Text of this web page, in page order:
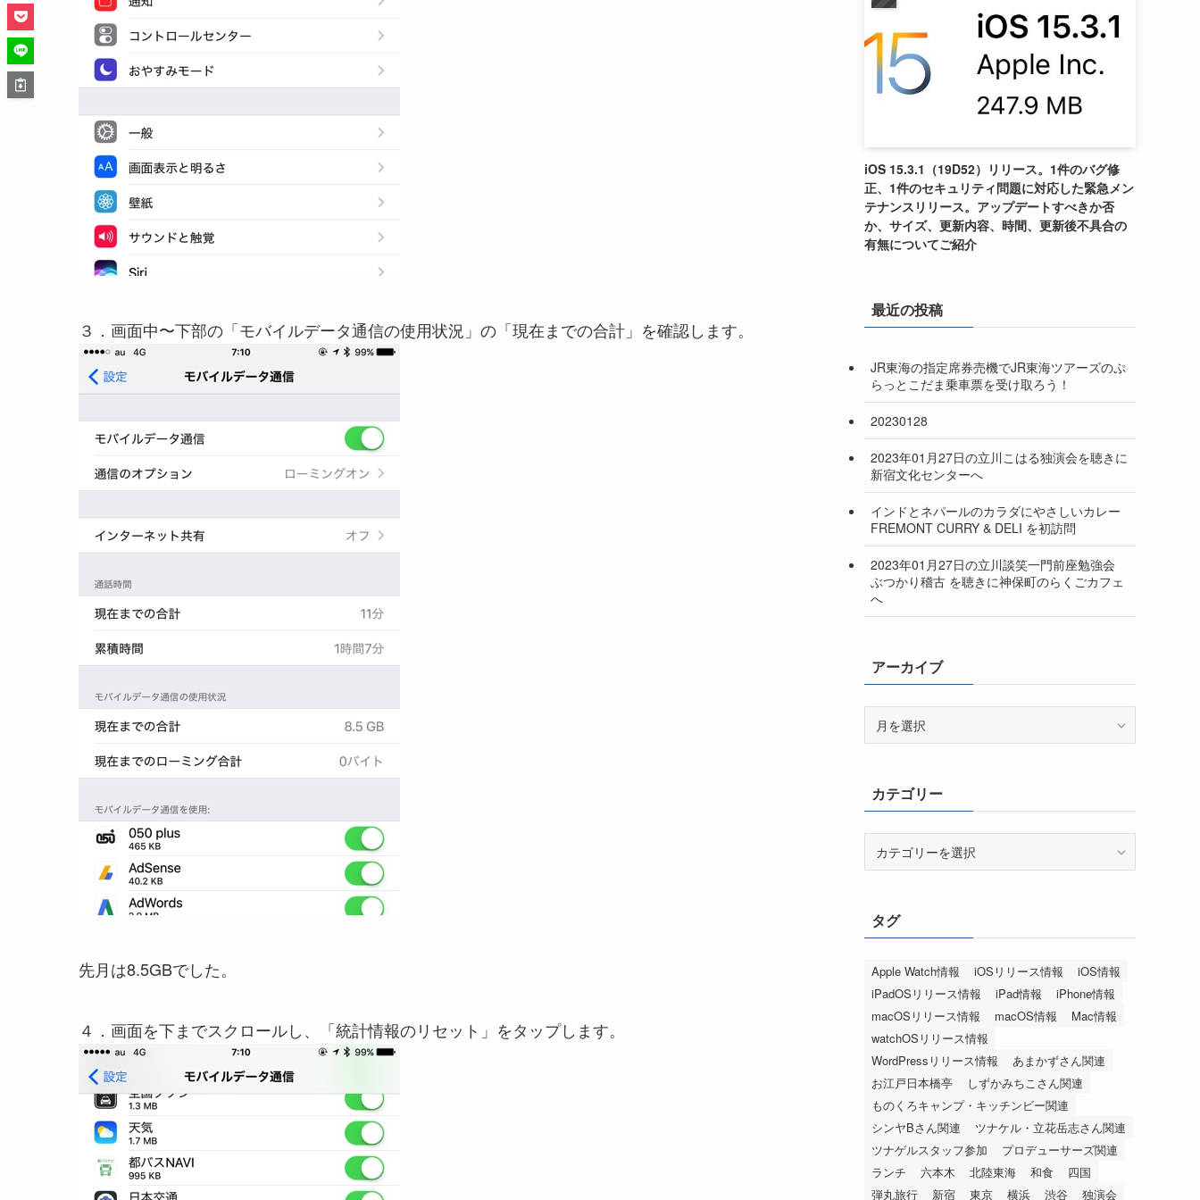
３．画面中〜下部の「モバイルデータ通信の使用状況」の「現在までの合計」を確認します。
先月は8.5GBでした。
４．画面を下までスクロールし、「統計情報のリセット」をタップします。
iOS 15.3.1（19D52）リリース。1件のバグ修
正、1件のセキュリティ問題に対応した緊急メン
テナンスリリース。アップデートすべきか否
か、サイズ、更新内容、時間、更新後不具合の
有無についてご紹介
最近の投稿
JR東海の指定席券売機でJR東海ツアーズのぷ
らっとこだま乗車票を受け取ろう！
20230128
2023年01月27日の立川こはる独演会を聴きに
新宿文化センターへ
インドとネパールのカラダにやさしいカレー
FREMONT CURRY & DELI を初訪問
2023年01月27日の立川談笑一門前座勉強会
ぶつかり稽古 を聴きに神保町のらくごカフェ
へ
アーカイブ
ブカテゴリー
ータグ
Apple Watch情報 iOSリリース情報
iOS情報
iPadOSリリース情報
iPad情報
iPhone情報
macOSリリース情報
macOS情報
Mac情報
watchOSリリース情報
WordPressリリース情報
あまかずさん関連
お江戸日本橋亭
しずかみちこさん関連
ものくろキャンプ・キッチンビー関連
シンヤBさん関連
ツナケル・立花岳志さん関連
ツナゲルスタッフ参加
プロデューサーズ関連
ランチ
六本木 北陸東海 和食
四国
弾丸旅行
新宿 東京 横浜 渋谷 独演会